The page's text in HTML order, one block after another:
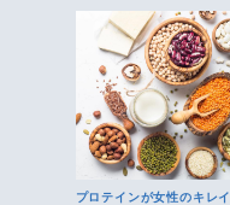
プロテインが女性のキレイ